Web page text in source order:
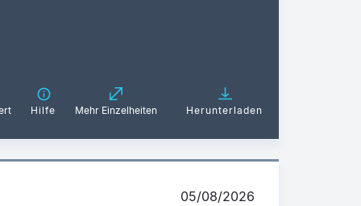
Hilfe Mehr Einzelheiten Herunterladen
05/08/2026